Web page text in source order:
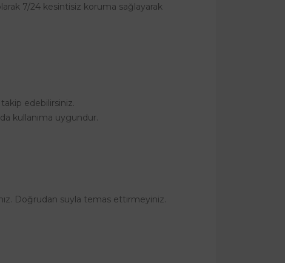
7/24 kesintisiz koruma sağlayarak
takip edebilirsiniz.
kullanıma uygundur.
Doğrudan suyla temas ettirmeyiniz.